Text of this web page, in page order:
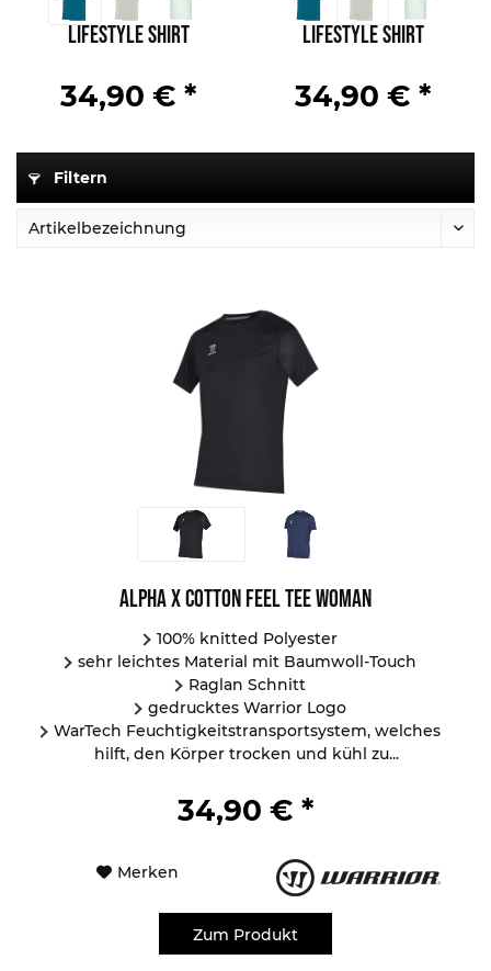
Lifestyle Shirt
34,90 € *
Lifestyle Shirt
34,90 € *
Filtern
Alpha X Cotton Feel Tee Woman
100% knitted Polyester
sehr leichtes Material mit Baumwoll-Touch
Raglan Schnitt
gedrucktes Warrior Logo
WarTech Feuchtigkeitstransportsystem, welches
hilft, den Körper trocken und kühl zu...
34,90 € *
Merken
Zum Produkt